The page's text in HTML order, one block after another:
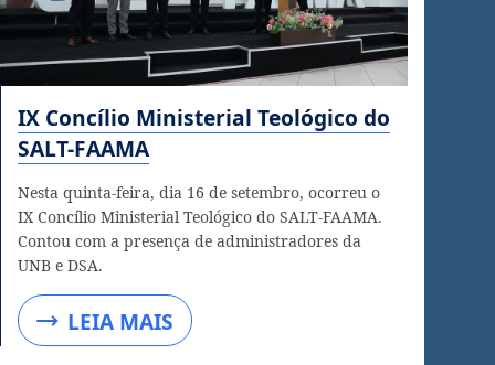
IX Concílio Ministerial Teológico do
SALT-FAAMA
Nesta quinta-feira, dia 16 de setembro, ocorreu o
IX Concílio Ministerial Teológico do SALT-FAAMA.
Contou com a presença de administradores da
UNB e DSA.
LEIA MAIS